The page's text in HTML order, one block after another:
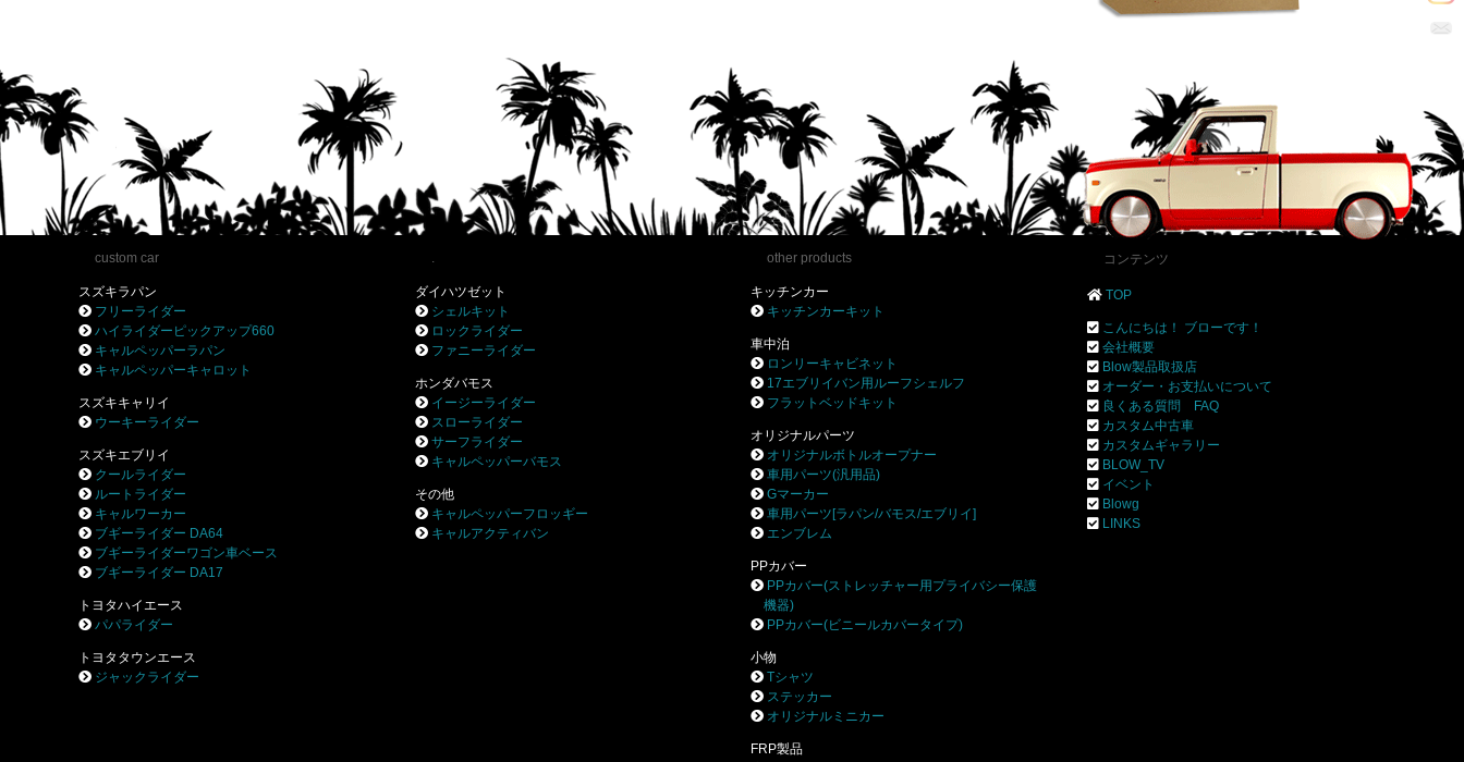
custom car
スズキラパン
フリーライダー
ハイライダーピックアップ660
キャルペッパーラパン
キャルペッパーキャロット
スズキキャリイ
ウーキーライダー
スズキエブリイ
クールライダー
ルートライダー
キャルワーカー
ブギーライダー DA64
ブギーライダーワゴン車ベース
ブギーライダー DA17
トヨタハイエース
パパライダー
トヨタタウンエース
ジャックライダー
.
ダイハツゼット
シェルキット
ロックライダー
ファニーライダー
ホンダバモス
イージーライダー
スローライダー
サーフライダー
キャルペッパーバモス
その他
キャルペッパーフロッギー
キャルアクティバン
other products
キッチンカー
キッチンカーキット
車中泊
ロンリーキャビネット
17エブリイバン用ルーフシェルフ
フラットベッドキット
オリジナルパーツ
オリジナルボトルオープナー
車用パーツ(汎用品)
Gマーカー
車用パーツ[ラパン/バモス/エブリイ]
エンブレム
PPカバー
PPカバー(ストレッチャー用プライバシー保護
機器)
PPカバー(ビニールカバータイプ)
小物
Tシャツ
ステッカー
オリジナルミニカー
FRP製品
コンテンツ
TOP
こんにちは！ ブローです！
会社概要
Blow製品取扱店
オーダー・お支払いについて
良くある質問 FAQ
カスタム中古車
カスタムギャラリー
BLOW_TV
イベント
Blowg
LINKS